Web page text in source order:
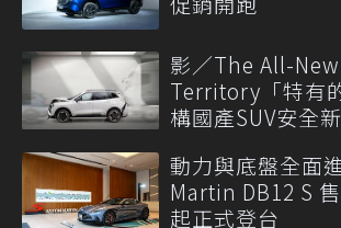
影／The All-
Territory「特有
構國產SUV安全
動力與底盤全面
Martin DB12 S
起正式登台